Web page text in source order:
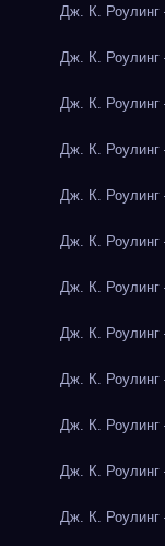
Дж. К. Роулинг
Дж. К. Роулинг
Дж. К. Роулинг
Дж. К. Роулинг
Дж. К. Роулинг
Дж. К. Роулинг
Дж. К. Роулинг
Дж. К. Роулинг
Дж. К. Роулинг
Дж. К. Роулинг
Дж. К. Роулинг
Дж. К. Роулинг